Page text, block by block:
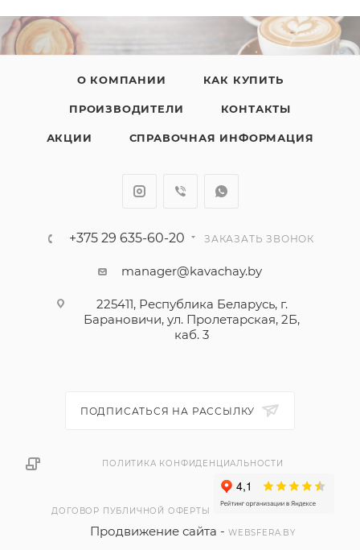
О КОМПАНИИ КАК КУПИТЬ
ПРОИЗВОДИТЕЛИ КОНТАКТЫ
АКЦИИ СПРАВОЧНАЯ ИНФОРМАЦИЯ
+375 29 635-60-20 ЗАКАЗАТЬ ЗВОНОК
manager@kavachay.by
225411, Республика Беларусь, г.
Барановичи, ул. Пролетарская, 2Б,
каб. 3
ПОДПИСАТЬСЯ НА РАССЫЛКУ
ПОЛИТИКА КОНФИДЕНЦИАЛЬНОСТИ
ДОГОВОР ПУБЛИЧНОЙ ОФЕРТЫ
Продвижение сайта -WEBSFERA.BY